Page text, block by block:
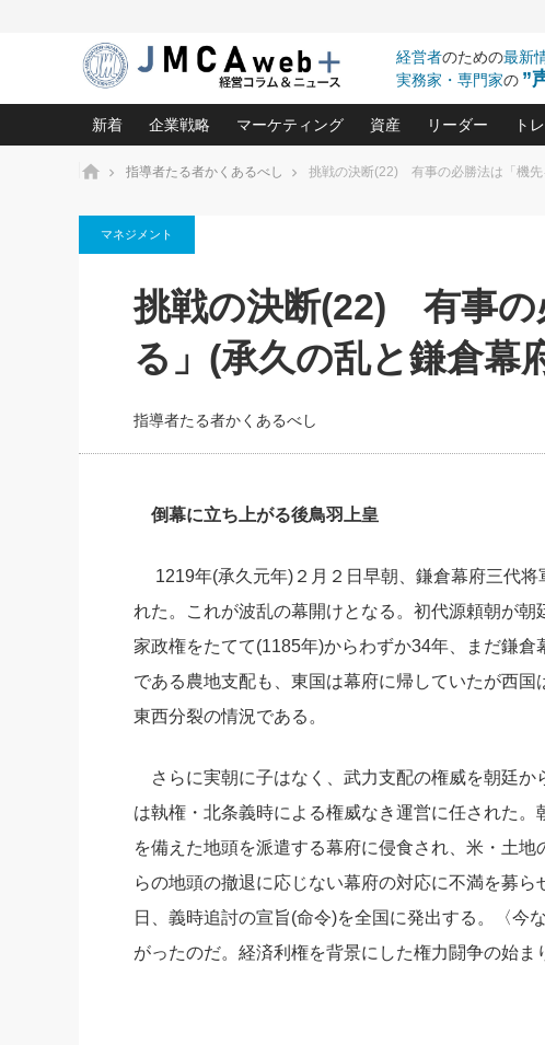
経営者のための最新
実務家・専門家の ”
新着
2026.08.7
相談15：銀行がやたらと固定金
利を勧めてきます！やはり固定
がよいのでしょうか！
2026.08.7
第153回「内需企業があっとい
う間にグローバル成長企業に」
FOOD & LIFE COMPANIES
日
企業戦略
中小企業の「１位づくり」戦略(96)
利益を最大化する「業務改善」横田尚哉氏(5)
強い会社を築く ビジネス・クリニック(240)
日本レーザー「人を大切にしながら利益を上げる経営」
(3)
武器としてのM&A入門(3)
社長のための“儲かる通販”戦略視点(151)
継続経営 百話百行(85)
マーケティング
ロングセラーの玉手箱(9)
大復活＆快進撃！ユニバーサルスタジオジ
は(5)
酒井光雄 成功事例に学ぶ繁栄企業のブラン
資産
中国経済の最新動向
事業承継の前に、決め
きたいコト(12)
会社と社長のための資
リーダー
ピョートル・F
指導者たる者か
朝礼・会議で
次もあなたに
ト
北
次
社
ホーム 指導者たる者かくあるべし 挑戦の決断(22) 有事の必勝法は「機先
マネジメント
挑戦の決断(22) 有事の
る」(承久の乱と鎌倉幕
指導者たる者かくあるべし
倒幕に立ち上がる後鳥羽上皇
1219年(承久元年)２月２日早朝、鎌倉幕府三代将
れた。これが波乱の幕開けとなる。初代源頼朝が
家政権をたてて(1185年)からわずか34年、まだ鎌
である農地支配も、東国は幕府に帰していたが西国
東西分裂の情況である。
さらに実朝に子はなく、武力支配の権威を朝廷か
は執権・北条義時による権威なき運営に任された
を備えた地頭を派遣する幕府に侵食され、米・土
らの地頭の撤退に応じない幕府の対応に不満を募
日、義時追討の宣旨(命令)を全国に発出する。〈今
がったのだ。経済利権を背景にした権力闘争の始ま